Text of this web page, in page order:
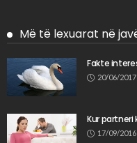
Më të lexuarat në
Fakte
20/06/2017
Kur
17/09/2016